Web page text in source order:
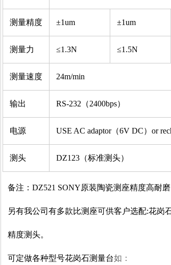
测量精度 ±1um ±1um
测量力 ≤1.3N ≤1.5N
测量速度 24m/min
输出 RS-232（2400bps）
电源 USE AC adaptor（6V DC）or
测头 DZ123（标准测头）
备注：DZ521 SONY原装陶瓷测座精度高耐
另有我公司有多款比测座可供客户选配:花岗
精度测头。
可定做各种型号花岗石测量台如：